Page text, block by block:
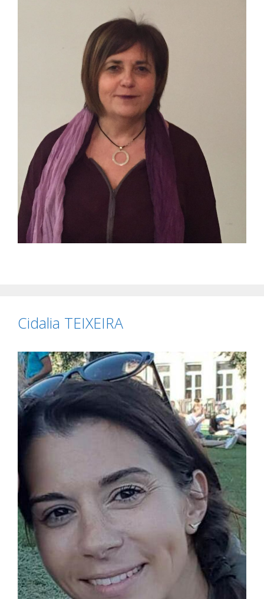
Cidalia TEIXEIRA